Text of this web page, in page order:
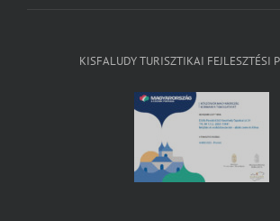
KISFALUDY TURISZTIKAI FEJLESZTÉSI